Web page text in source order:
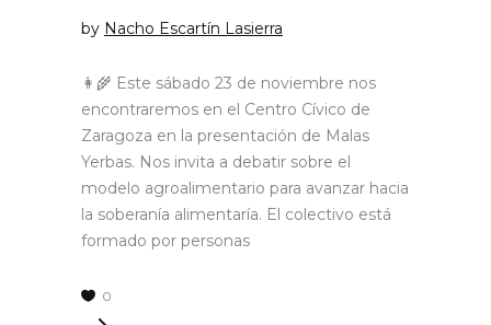
by Nacho Escartín Lasierra
👩‍🌾 Este sábado 23 de noviembre nos
encontraremos en el Centro Cívico de
Zaragoza en la presentación de Malas
Yerbas. Nos invita a debatir sobre el
modelo agroalimentario para avanzar hacia
la soberanía alimentaría. El colectivo está
formado por personas
0